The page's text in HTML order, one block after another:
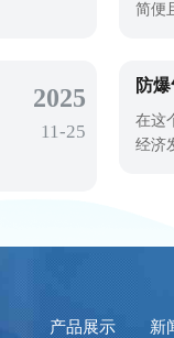
简便
2025
11-25
防
在这
经济
速
速
迅
产品展示 新